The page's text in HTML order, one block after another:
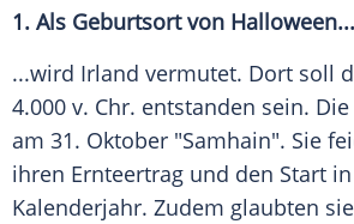
1. Als Geburtsort von Halloween...
...wird Irland vermutet. Dort soll
4.000 v. Chr. entstanden sein.
am 31. Oktober "Samhain". Sie
ihren Ernteertrag und den Start
Kalenderjahr. Zudem glaubten